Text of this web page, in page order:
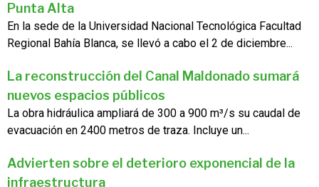
Punta Alta
En la sede de la Universidad Nacional Tecnológica Facultad
Regional Bahía Blanca, se llevó a cabo el 2 de diciembre...
La reconstrucción del Canal Maldonado sumará
nuevos espacios públicos
La obra hidráulica ampliará de 300 a 900 m³/s su caudal de
evacuación en 2400 metros de traza. Incluye un...
Advierten sobre el deterioro exponencial de la
infraestructura